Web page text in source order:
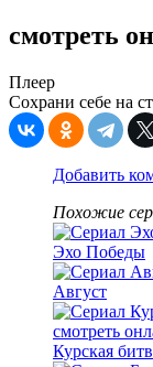
смотреть
Плеер
Сохрани себе на
Добавить
Похожие
Эхо Победы
Август
Курская